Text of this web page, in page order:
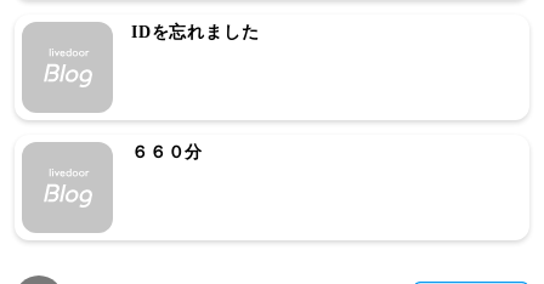
IDを忘れました
６６０分